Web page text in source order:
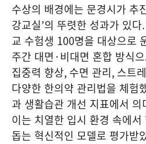
수상의 배경에는 문경시가 추
강교실’의 뚜렷한 성과가 있다.
교 수험생 100명을 대상으로
주간 대면·비대면 혼합 방식
집중력 향상, 수면 관리, 스트
다양한 한의약 관리법을 체험
과 생활습관 개선 지표에서
이는 치열한 입시 환경 속에
돕는 혁신적인 모델로 평가받